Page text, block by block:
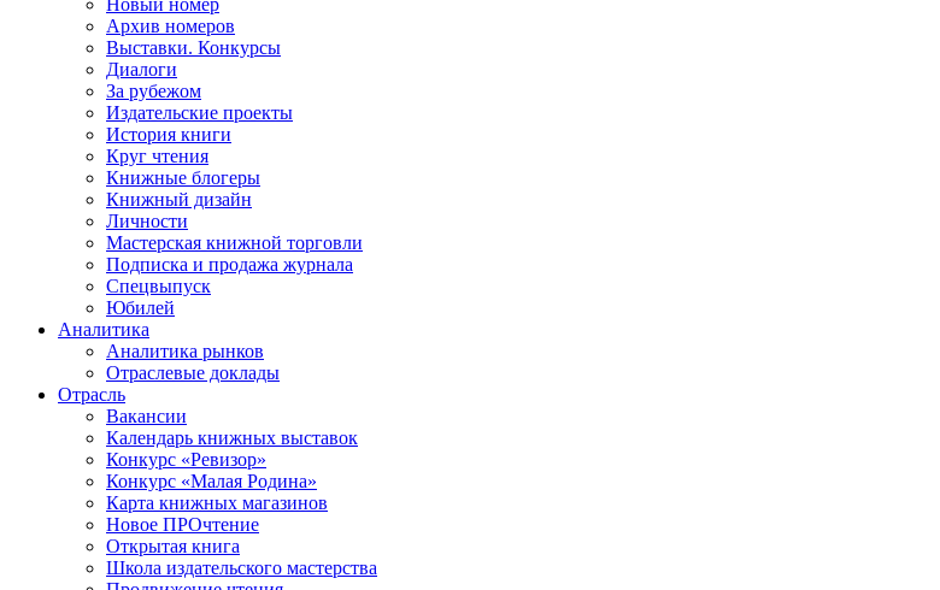
Новый номер
Архив номеров
Выставки. Конкурсы
Диалоги
За рубежом
Издательские проекты
История книги
Круг чтения
Книжные блогеры
Книжный дизайн
Личности
Мастерская книжной торговли
Подписка и продажа журнала
Спецвыпуск
Юбилей
Аналитика
Аналитика рынков
Отраслевые доклады
Отрасль
Вакансии
Календарь книжных выставок
Конкурс «Ревизор»
Конкурс «Малая Родина»
Карта книжных магазинов
Новое ПРОчтение
Открытая книга
Школа издательского мастерства